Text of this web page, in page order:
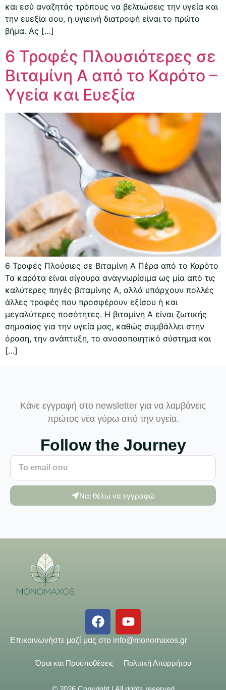
και εσύ αναζητάς τρόπους να βελτιώσεις την υγεία και
την ευεξία σου, η υγιεινή διατροφή είναι το πρώτο
βήμα. Ας […]
6 Τροφές Πλουσιότερες σε
Βιταμίνη Α από το Καρότο –
Υγεία και Ευεξία
6 Τροφές Πλούσιες σε Βιταμίνη Α Πέρα από το Καρότο
Τα καρότα είναι σίγουρα αναγνωρίσιμα ως μία από τις
καλύτερες πηγές βιταμίνης Α, αλλά υπάρχουν πολλές
άλλες τροφές που προσφέρουν εξίσου ή και
μεγαλύτερες ποσότητες. Η βιταμίνη Α είναι ζωτικής
σημασίας για την υγεία μας, καθώς συμβάλλει στην
όραση, την ανάπτυξη, το ανοσοποιητικό σύστημα και
[…]
Κάνε εγγραφή στο newsletter για να λαμβάνεις
πρώτος νέα γύρω από την υγεία.
Follow the Journey
Ναι θέλω να εγγραφώ
Επικοινωνήστε μαζί μας στο info@monomaxos.gr
Όροι και Προϋποθέσεις Πολιτική Απορρήτου